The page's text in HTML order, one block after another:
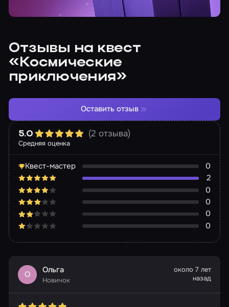
Отзывы на квест
«Космические
приключения»
Средняя оценка
5.0 (2 отзыва)
Квест-мастер
0
2
0
0
0
0
Оставить отзыв
О Ольга
Новичок
около 7 лет
назад